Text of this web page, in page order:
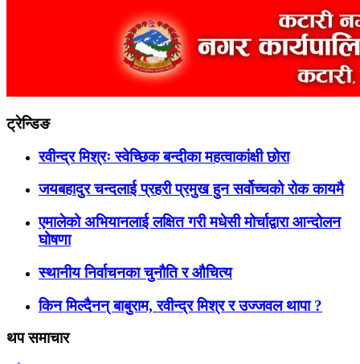
ट्रेन्डिङ
रवीन्द्र मिश्रः स्वेच्छिक बन्दीका महत्वाकांक्षी छोरा
जयबहादुर चन्दलाई प्रहरी प्रमुख हुन सर्वोच्चको रोक कायमै
एमालेको अभियानलाई लक्षित गरी मधेसी मोर्चाद्वारा आन्दोलन
घोषणा
स्थानीय निर्वाचनका चुनौति र औचित्य
किन मिल्दैनन् बाबुराम, रवीन्द्र मिश्र र उज्जवल थापा ?
थप समाचार